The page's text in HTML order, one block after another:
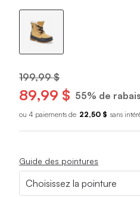
199,99 $
89,99 $ 55% de rabais
ou 4 paiements de 22,50 $ sans intér
Guide des pointures